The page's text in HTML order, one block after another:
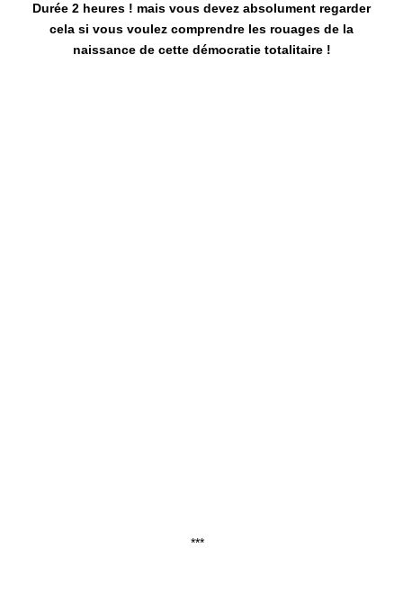
Durée 2 heures ! mais vous devez absolument regarder
cela si vous voulez comprendre les rouages de la
naissance de cette démocratie totalitaire !
***